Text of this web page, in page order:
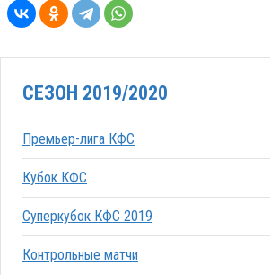
СЕЗОН 2019/2020
Премьер-лига КФС
Кубок КФС
Суперкубок КФС 2019
Контрольные матчи